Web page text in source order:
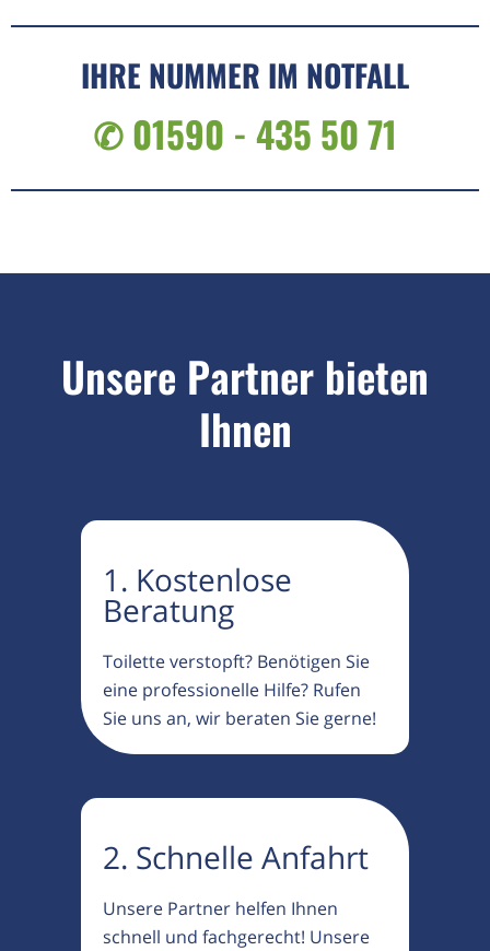
IHRE NUMMER IM NOTFALL
✆ 01590 - 435 50 71
Unsere Partner bieten
Ihnen
1. Kostenlose
Beratung
Toilette verstopft? Benötigen Sie
eine professionelle Hilfe? Rufen
Sie uns an, wir beraten Sie gerne!
2. Schnelle Anfahrt
Unsere Partner helfen Ihnen
schnell und fachgerecht! Unsere